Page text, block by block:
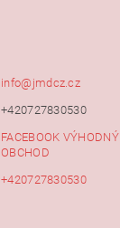
info@ jmdcz.cz
+420727830530
FACEBOOK VÝHODNÝ
OBCHOD
+420727830530